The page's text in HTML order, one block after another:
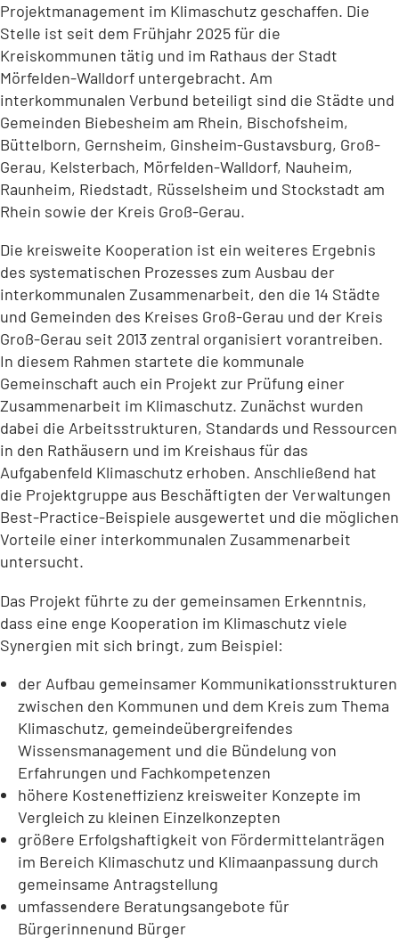
Projektmanagement im Klimaschutz geschaffen. Die
Stelle ist seit dem Frühjahr 2025 für die
Kreiskommunen tätig und im Rathaus der Stadt
Mörfelden-Walldorf untergebracht. Am
interkommunalen Verbund beteiligt sind die Städte und
Gemeinden Biebesheim am Rhein, Bischofsheim,
Büttelborn, Gernsheim, Ginsheim-Gustavsburg, Groß-
Gerau, Kelsterbach, Mörfelden-Walldorf, Nauheim,
Raunheim, Riedstadt, Rüsselsheim und Stockstadt am
Rhein sowie der Kreis Groß-Gerau.
Die kreisweite Kooperation ist ein weiteres Ergebnis
des systematischen Prozesses zum Ausbau der
interkommunalen Zusammenarbeit, den die 14 Städte
und Gemeinden des Kreises Groß-Gerau und der Kreis
Groß-Gerau seit 2013 zentral organisiert vorantreiben.
In diesem Rahmen startete die kommunale
Gemeinschaft auch ein Projekt zur Prüfung einer
Zusammenarbeit im Klimaschutz. Zunächst wurden
dabei die Arbeitsstrukturen, Standards und Ressourcen
in den Rathäusern und im Kreishaus für das
Aufgabenfeld Klimaschutz erhoben. Anschließend hat
die Projektgruppe aus Beschäftigten der Verwaltungen
Best-Practice-Beispiele ausgewertet und die möglichen
Vorteile einer interkommunalen Zusammenarbeit
untersucht.
Das Projekt führte zu der gemeinsamen Erkenntnis,
dass eine enge Kooperation im Klimaschutz viele
Synergien mit sich bringt, zum Beispiel:
der Aufbau gemeinsamer Kommunikationsstrukturen
zwischen den Kommunen und dem Kreis zum Thema
Klimaschutz, gemeindeübergreifendes
Wissensmanagement und die Bündelung von
Erfahrungen und Fachkompetenzen
höhere Kosteneffizienz kreisweiter Konzepte im
Vergleich zu kleinen Einzelkonzepten
größere Erfolgshaftigkeit von Fördermittelanträgen
im Bereich Klimaschutz und Klimaanpassung durch
gemeinsame Antragstellung
umfassendere Beratungsangebote für
Bürgerinnenund Bürger